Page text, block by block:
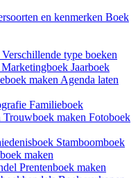
en kenmerken Boek
Verschillende type boeken
Marketingboek Jaarboek
maken Agenda laten
Familieboek
Trouwboek maken Fotoboek
Stamboomboek
maken
Prentenboek maken